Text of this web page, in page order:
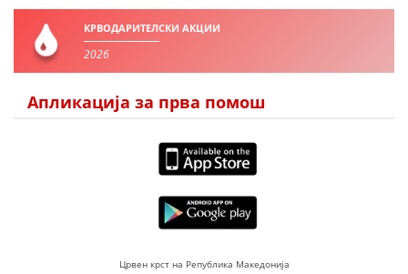
БРОШУРИ
ПРЕЗЕНТАЦИИ
КРВОДАРИТЕЛСКИ АКЦИИ
2026
Апликација за прва помош
Црвен крст на Република Македонија